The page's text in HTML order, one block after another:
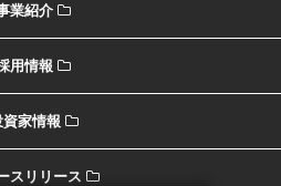
業紹介
用情報
資家情報
スリリース